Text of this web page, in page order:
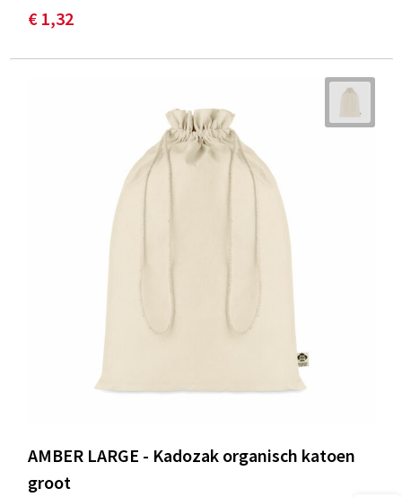
€ 1,32
AMBER LARGE - Kadozak organisch katoen
groot